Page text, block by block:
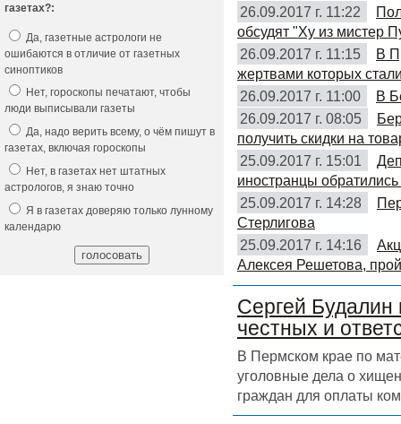
26.09.2017 г. 11:22
обсудят "Ху из мистер
26.09.2017 г. 11:15
В
жертвами которых
26.09.2017 г. 11:00
В
26.09.2017 г. 08:05
получить скидки на
25.09.2017 г. 15:01
иностранцы обратились
25.09.2017 г. 14:28
Стерлигова
25.09.2017 г. 14:16
Алексея Решетова,
Сергей Будалин
честных и
В Пермском крае по
уголовные дела о
граждан для оплаты
газетах?:
Да, газетные астрологи не
ошибаются в отличие от газетных
синоптиков
Нет, гороскопы печатают, чтобы
люди выписывали газеты
Да, надо верить всему, о чём пишут в
газетах, включая гороскопы
Нет, в газетах нет штатных
астрологов, я знаю точно
Я в газетах доверяю только лунному
календарю